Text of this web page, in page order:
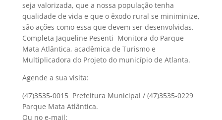
seja valorizada, que a nossa população tenha
qualidade de vida e que o êxodo rural se miniminize,
são ações como essa que devem ser desenvolvidas.
Completa Jaqueline Pesenti  Monitora do Parque
Mata Atlântica, acadêmica de Turismo e
Multiplicadora do Projeto do município de Atlanta.
Agende a sua visita:
(47)3535-0015  Prefeitura Municipal / (47)3535-0229 
Parque Mata Atlântica.
Ou no e-mail: